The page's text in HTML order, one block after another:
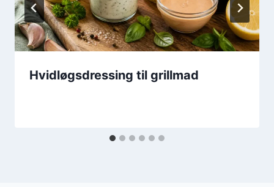
Hvidløgsdressing til grillmad